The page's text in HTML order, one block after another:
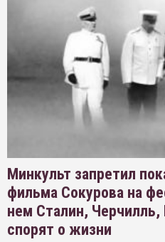
Минкульт запретил
фильма Сокурова на
нем Сталин, Черчилль,
спорят о жизни